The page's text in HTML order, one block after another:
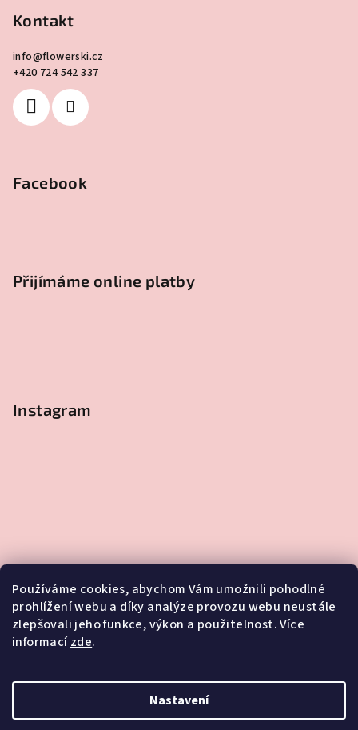
Používáme cookies, abychom Vám umožnili pohodlné
prohlížení webu a díky analýze provozu webu neustále
zlepšovali jeho funkce, výkon a použitelnost. Více
informacízde.
Nastavení
Kontakt
info@flowerski.cz
+420 724 542 337
Facebook
Přijímáme online platby
Instagram
Sledovat na Instagramu